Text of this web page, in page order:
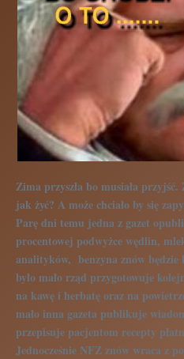
Zima przyszła bo musiała
jak żyć? A może chciało by się
Parę dni temu jedna z gazet
procentowej podwyżce wędlin,
analityków, benzyna znów będzie
było mało rząd przygotowuje
na kawę i herbatę oraz na
mało inna gazeta publikuje
przepisuje pacjentom recepty
Jednocześnie NFZ znów wraca z